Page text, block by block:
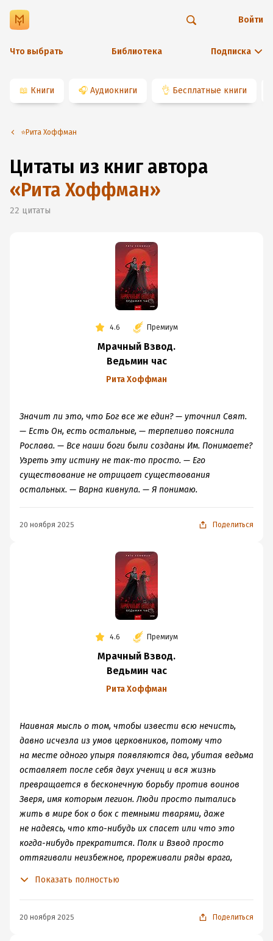
Что выбрать Библиотека Подписка
Войти
📖 Книги 🎧 Аудиокниги 👌 Бесплатные книги
⭐️Рита Хоффман
Цитаты из книг автора
«Рита Хоффман»
22 цитаты
4.6 Премиум
Мрачный Взвод.
Ведьмин час
Рита Хоффман
Значит ли это, что Бог все же един? — уточнил Свят.
— Есть Он, есть остальные, — терпеливо пояснила
Рослава. — Все наши боги были созданы Им. Понимаете?
Узреть эту истину не так-то просто. — Его
существование не отрицает существования
остальных. — Варна кивнула. — Я понимаю.
20 ноября 2025 Поделиться
4.6 Премиум
Мрачный Взвод.
Ведьмин час
Рита Хоффман
Наивная мысль о том, чтобы извести всю нечисть,
давно исчезла из умов церковников, потому что
на месте одного упыря появляются два, убитая ведьма
оставляет после себя двух учениц и вся жизнь
превращается в бесконечную борьбу против воинов
Зверя, имя которым легион. Люди просто пытались
жить в мире бок о бок с темными тварями, даже
не надеясь, что кто-нибудь их спасет или что это
когда-нибудь прекратится. Полк и Взвод просто
оттягивали неизбежное, прореживали ряды врага,
Показать полностью
20 ноября 2025 Поделиться